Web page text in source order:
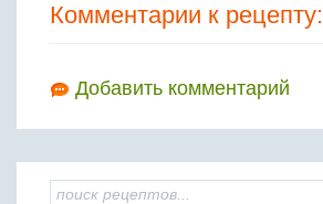
Комментарии к рецепту:
Добавить комментарий